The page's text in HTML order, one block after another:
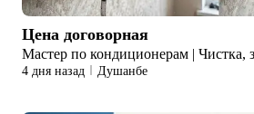
Цена договорная
Мастер по кондиционерам | Чистка,
4 дня назад Душанбе